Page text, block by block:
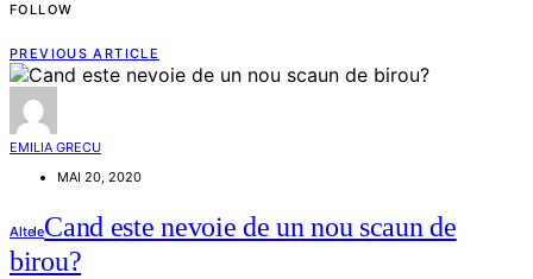
FOLLOW
PREVIOUS ARTICLE
EMILIA GRECU
MAI 20, 2020
AlteleCand este nevoie de un nou scaun de
birou?